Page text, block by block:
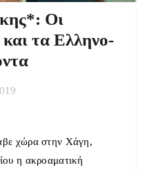
Οι
τα Ελληνο-
χώρα στην Χάγη,
η ακροαματική